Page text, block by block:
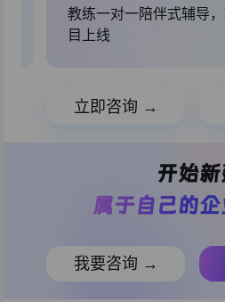
教练一对一陪伴式辅导
目上线
立即咨询 →
开始
属于自己的
我要咨询 →